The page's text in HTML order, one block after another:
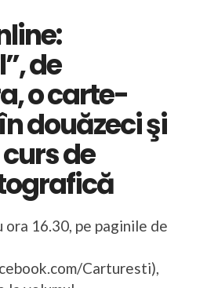
de
o carte-
douăzeci şi
de
16.30, pe paginile de
Carturesti),